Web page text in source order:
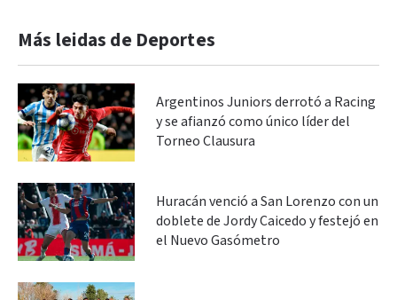
Más leidas de Deportes
Argentinos Juniors derrotó a Racing
y se afianzó como único líder del
Torneo Clausura
Huracán venció a San Lorenzo con un
doblete de Jordy Caicedo y festejó en
el Nuevo Gasómetro